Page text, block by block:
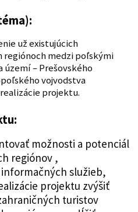
už existujúcich
medzi poľskými
území – Prešovského
vojvodstva
projektu.
možnosti a potenciál
regiónov ,
služieb,
projektu zvýšiť
turistov